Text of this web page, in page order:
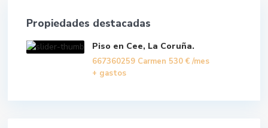
Propiedades destacadas
Piso en Cee, La Coruña.
667360259 Carmen 530 € /mes
+ gastos